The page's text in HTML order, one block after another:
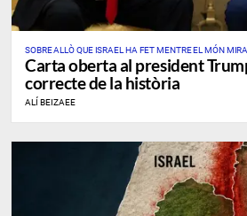
SOBRE ALLÒ QUE ISRAEL HA FET MENTRE EL MÓN
Carta oberta al president
correcte de la història
ALÍ BEIZAEE